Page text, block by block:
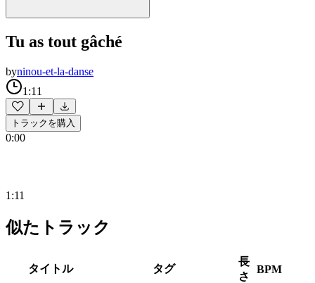
Tu as tout gâché
byninou-et-la-danse
1:11
トラックを購入
0:00
1:11
似たトラック
タイトル タグ
長
さ
BPM